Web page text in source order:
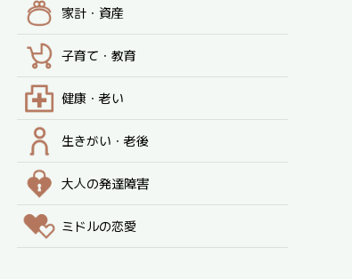
家計・資産
子育て・教育
健康・老い
生きがい・老後
大人の発達障害
ミドルの恋愛